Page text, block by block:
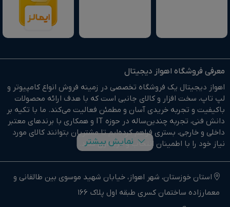
معرفی فروشگاه اهواز دیجیتال
اهواز دیجیتال یک فروشگاه تخصصی در زمینه فروش انواع کامپیوتر و
لپ تاپ، سخت افزار و کالای جانبی است که با هدف ارائه محصولات
باکیفیت و تجربه خریدی آسان و مطمئن فعالیت می‌کند. ما با تکیه بر
دانش فنی، تجربه چندین‌ساله در حوزه IT و همکاری با برندهای معتبر
داخلی و خارجی، بستری فراهم کرده‌ایم تا مشتریان بتوانند کالای مورد
نیاز خود را با اطمینان انتخاب و خریداری کنند.
در وبسایت اهواز دیجیتال براحتی خرید آنلاین انجام دهید و در
کوتاهترین زمان ممکن کالای خود را تحویل بگیرید.
ما وارد کننده مستقیم انواع کامپیوتر،لپ تاپ و سخت افزار استوک و
اوپن باکس در جنوب غرب کشور هستیم.
نمایش بیشتر
استان خوزستان، شهر اهواز، خیابان شهید موسوی بین طالقانی و
معمارزاده ساختمان کسری طبقه اول پلاک 166